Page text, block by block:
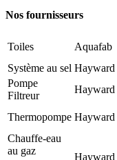
Nos fournisseurs
Toiles Aquafab
Système au sel Hayward
Pompe
Filtreur
Hayward
Thermopompe Hayward
Chauffe-eau
au gaz
Hayward